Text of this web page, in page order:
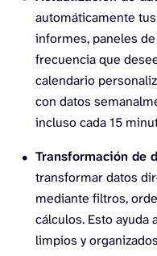
automáticamente
informes, paneles
frecuencia que
calendario
con datos
incluso cada 15
Transformación de
transformar datos
mediante filtros,
cálculos. Esto ayuda
limpios y